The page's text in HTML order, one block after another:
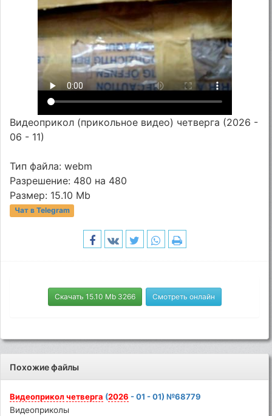
Видеоприкол (прикольное видео) четверга (2026 -
06 - 11)
Тип файла: webm
Разрешение: 480 на 480
Размер: 15.10 Mb
Чат в Telegram
Скачать 15.10 Mb 3266 Смотреть онлайн
Похожие файлы
Видеоприкол четверга (2026 - 01 - 01) №68779
Видеоприколы